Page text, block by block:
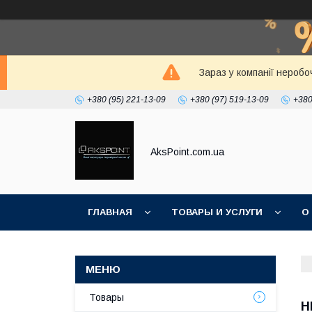
Зараз у компанії
+380 (95) 221-13-09 +380 (97) 519-13-09
AksPoint.com.ua
ГЛАВНАЯ ТОВАРЫ И УСЛУГИ О
Товары